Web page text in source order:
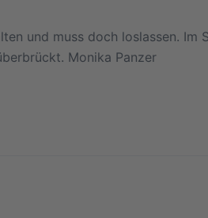
und muss doch loslassen. Im
Monika Panzer